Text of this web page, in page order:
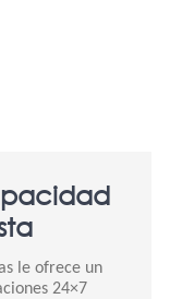
le ofrece un
24×7